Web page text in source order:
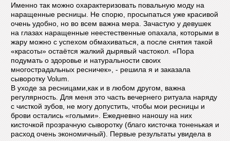
Именно так можно охарактеризовать повальную моду на
наращенные ресницы. Не спорю, просыпаться уже красивой
очень удобно, но во всем важна мера. Зачастую у девушек
на глазах наращенные неестественные опахала, которыми в
жару можно с успехом обмахиваться, а после снятия такой
«красоты» остаётся жалкий дырявый частокол. «Пора
подумать о здоровье и натуральности своих
многострадальных ресничек», - решила я и заказала
сыворотку Volum.
В уходе за ресницами,как и в любом другом, важна
регулярность. Для меня это часть вечернего ритуала наряду
с чисткой зубов, не могу допустить, чтобы мои ресницы и
брови остались «голыми». Ежедневно наношу на них
кисточкой прозрачную сыворотку (благо кисточка тоненькая и
расход очень экономичный). Первые результаты увидела в